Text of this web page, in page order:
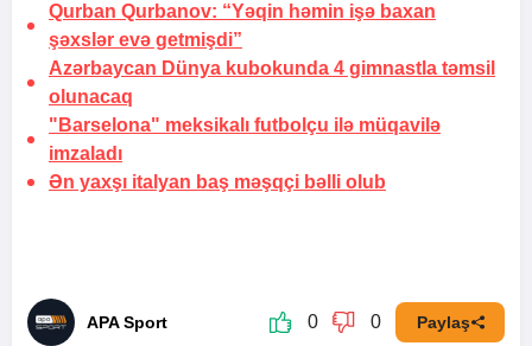
Qurban Qurbanov: “Yəqin həmin işə baxan
şəxslər evə getmişdi”
Azərbaycan Dünya kubokunda 4 gimnastla təmsil
olunacaq
"Barselona" meksikalı futbolçu ilə müqavilə
imzaladı
Ən yaxşı italyan baş məşqçi bəlli olub
APA Sport 0 0 Paylaş